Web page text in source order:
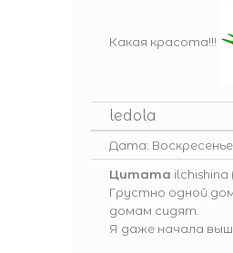
Какая красота!!!
ledola
Дата:
Цитата ilchishina
Грустно одной
домам сидят.
Я даже начала